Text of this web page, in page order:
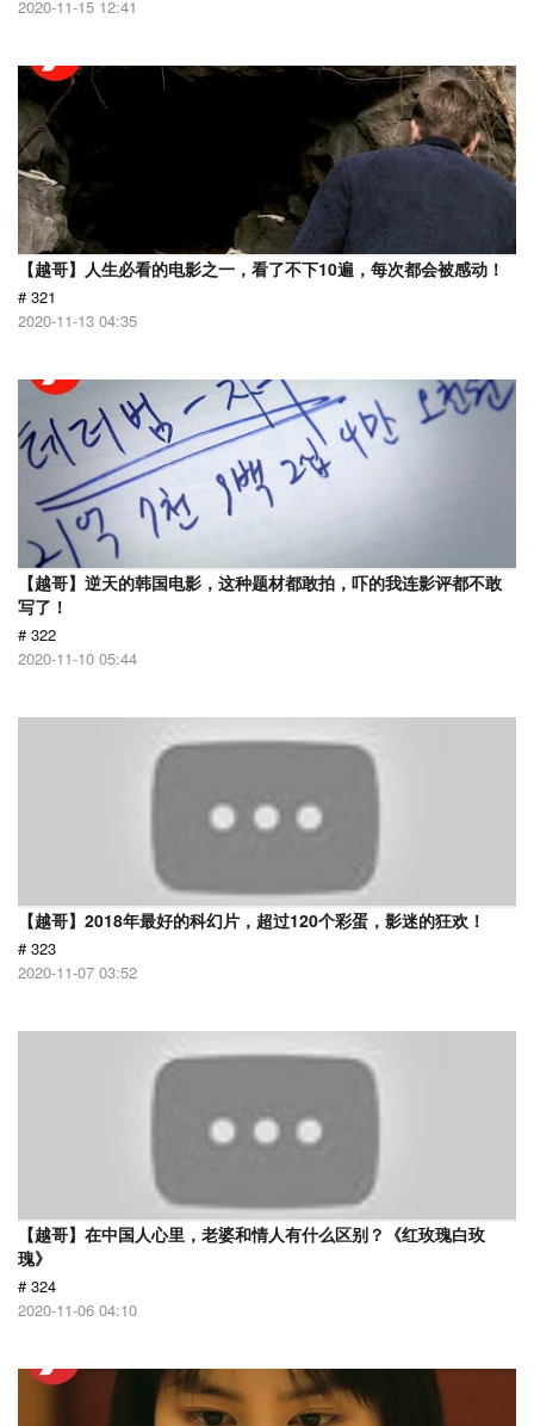
2020-11-15 12:41
【越哥】人生必看的电影之一，看了不下10遍，每次都会被感动！
# 321
2020-11-13 04:35
【越哥】逆天的韩国电影，这种题材都敢拍，吓的我连影评都不敢
写了！
# 322
2020-11-10 05:44
【越哥】2018年最好的科幻片，超过120个彩蛋，影迷的狂欢！
# 323
2020-11-07 03:52
【越哥】在中国人心里，老婆和情人有什么区别？《红玫瑰白玫
瑰》
# 324
2020-11-06 04:10